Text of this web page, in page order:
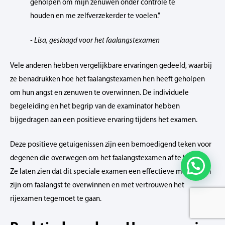
geholpen om mijn zenuwen onder controle te
houden en me zelfverzekerder te voelen."
- Lisa, geslaagd voor het faalangstexamen
Vele anderen hebben vergelijkbare ervaringen gedeeld, waarbij
ze benadrukken hoe het faalangstexamen hen heeft geholpen
om hun angst en zenuwen te overwinnen. De individuele
begeleiding en het begrip van de examinator hebben
bijgedragen aan een positieve ervaring tijdens het examen.
Deze positieve getuigenissen zijn een bemoedigend teken voor
degenen die overwegen om het faalangstexamen af te leggen.
Ze laten zien dat dit speciale examen een effectieve manier kan
zijn om faalangst te overwinnen en met vertrouwen het
rijexamen tegemoet te gaan.